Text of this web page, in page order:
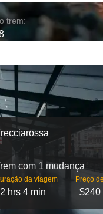
trem:
com 1 mudança
da viagem
hrs 4 min
Preço
$240